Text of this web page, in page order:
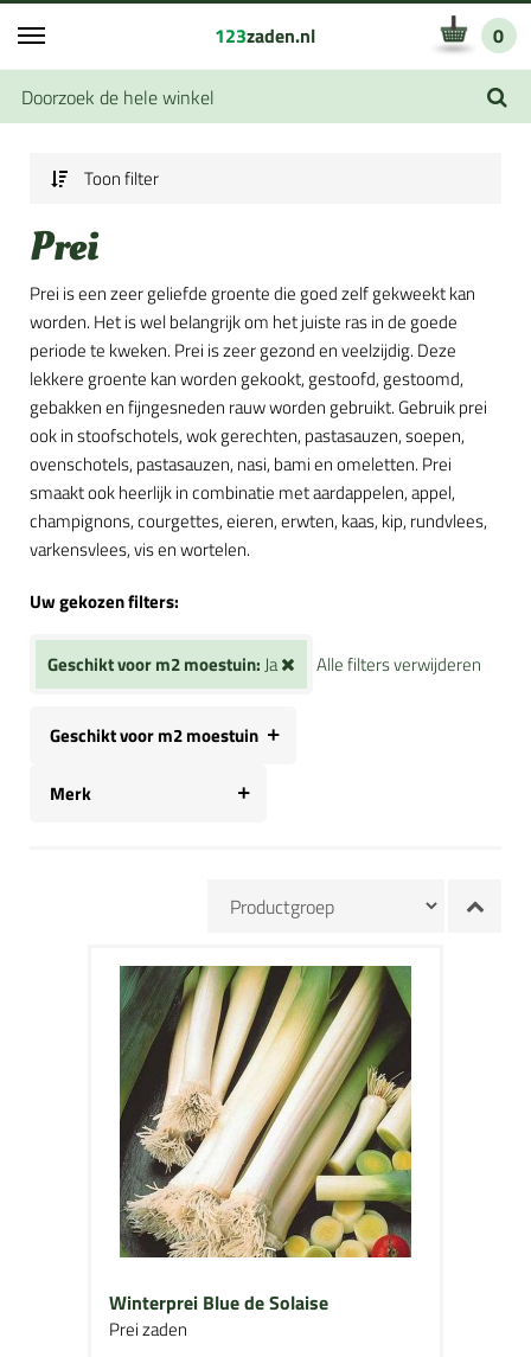
123zaden.nl 0
Toon filter
Prei
Prei is een zeer geliefde groente die goed zelf gekweekt kan
worden. Het is wel belangrijk om het juiste ras in de goede
periode te kweken. Prei is zeer gezond en veelzijdig. Deze
lekkere groente kan worden gekookt, gestoofd, gestoomd,
gebakken en fijngesneden rauw worden gebruikt. Gebruik prei
ook in stoofschotels, wok gerechten, pastasauzen, soepen,
ovenschotels, pastasauzen, nasi, bami en omeletten. Prei
smaakt ook heerlijk in combinatie met aardappelen, appel,
champignons, courgettes, eieren, erwten, kaas, kip, rundvlees,
varkensvlees, vis en wortelen.
Uw gekozen filters:
Geschikt voor m2 moestuin:Ja Alle filters verwijderen
Geschikt voor m2 moestuin
Merk
Winterprei Blue de Solaise
Prei zaden